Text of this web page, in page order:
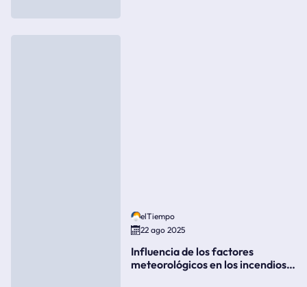
elTiempo
22 ago 2025
Influencia de los factores
meteorológicos en los incendios